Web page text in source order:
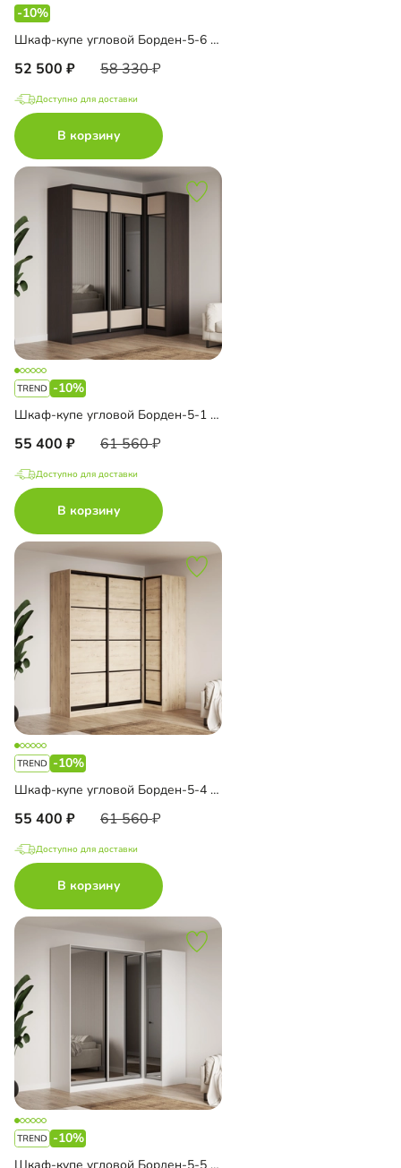
-10%
Шкаф-купе угловой Борден-5-6 1000
52 500 58 330
Доступно для доставки
В корзину
-10%
Шкаф-купе угловой Борден-5-1 1100
55 400 61 560
Доступно для доставки
В корзину
-10%
Шкаф-купе угловой Борден-5-4 1100
55 400 61 560
Доступно для доставки
В корзину
-10%